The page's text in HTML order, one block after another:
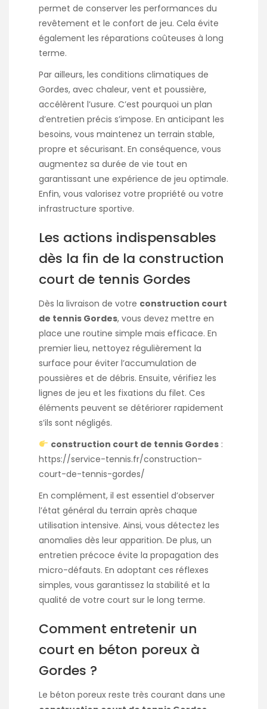
permet de conserver les performances du
revêtement et le confort de jeu. Cela évite
également les réparations coûteuses à long
terme.
Par ailleurs, les conditions climatiques de
Gordes, avec chaleur, vent et poussière,
accélèrent l’usure. C’est pourquoi un plan
d’entretien précis s’impose. En anticipant les
besoins, vous maintenez un terrain stable,
propre et sécurisant. En conséquence, vous
augmentez sa durée de vie tout en
garantissant une expérience de jeu optimale.
Enfin, vous valorisez votre propriété ou votre
infrastructure sportive.
Les actions indispensables
dès la fin de la construction
court de tennis Gordes
Dès la livraison de votre construction court
de tennis Gordes, vous devez mettre en
place une routine simple mais efficace. En
premier lieu, nettoyez régulièrement la
surface pour éviter l’accumulation de
poussières et de débris. Ensuite, vérifiez les
lignes de jeu et les fixations du filet. Ces
éléments peuvent se détériorer rapidement
s’ils sont négligés.
construction court de tennis Gordes:
https://service-tennis.fr/construction-
court-de-tennis-gordes/
En complément, il est essentiel d’observer
l’état général du terrain après chaque
utilisation intensive. Ainsi, vous détectez les
anomalies dès leur apparition. De plus, un
entretien précoce évite la propagation des
micro-défauts. En adoptant ces réflexes
simples, vous garantissez la stabilité et la
qualité de votre court sur le long terme.
Comment entretenir un
court en béton poreux à
Gordes ?
Le béton poreux reste très courant dans une